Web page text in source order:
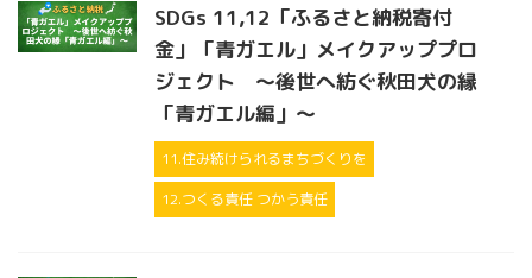
SDGs 11,12「ふるさと納税寄付
金」「青ガエル」メイクアッププロ
ジェクト ～後世へ紡ぐ秋田犬の縁
「青ガエル編」～
11.住み続けられるまちづくりを
12.つくる責任 つかう責任